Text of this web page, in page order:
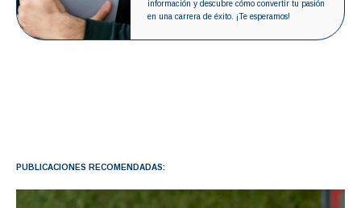
información y descubre cómo convertir tu pasión
en una carrera de éxito. ¡Te esperamos!
PUBLICACIONES RECOMENDADAS: